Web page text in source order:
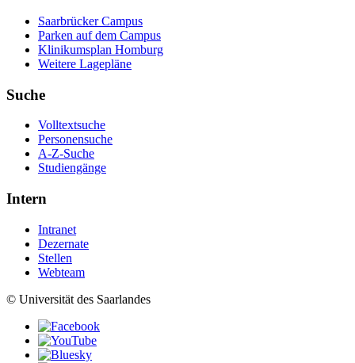
Saarbrücker Campus
Parken auf dem Campus
Klinikumsplan Homburg
Weitere Lagepläne
Suche
Volltextsuche
Personensuche
A-Z-Suche
Studiengänge
Intern
Intranet
Dezernate
Stellen
Webteam
© Universität des Saarlandes